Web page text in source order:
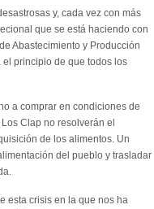
y, cada vez con más
que se está haciendo con
Abastecimiento y Producción
principio de que todos los
a comprar en condiciones de
Clap no resolverán el
de los alimentos. Un
del pueblo y trasladar
esta crisis en la que nos ha